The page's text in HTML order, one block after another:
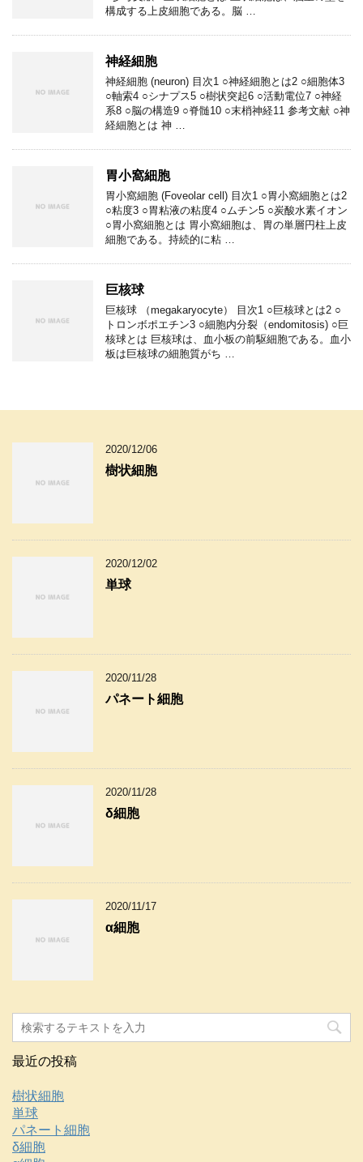
構成する上皮細胞である。脳 …
神経細胞
神経細胞 (neuron) 目次1 ○神経細胞とは2 ○細胞体3
○軸索4 ○シナプス5 ○樹状突起6 ○活動電位7 ○神経
系8 ○脳の構造9 ○脊髄10 ○末梢神経11 参考文献 ○神
経細胞とは 神 …
胃小窩細胞
胃小窩細胞 (Foveolar cell) 目次1 ○胃小窩細胞とは2
○粘度3 ○胃粘液の粘度4 ○ムチン5 ○炭酸水素イオン
○胃小窩細胞とは 胃小窩細胞は、胃の単層円柱上皮
細胞である。持続的に粘 …
巨核球
巨核球 （megakaryocyte） 目次1 ○巨核球とは2 ○
トロンボポエチン3 ○細胞内分裂（endomitosis) ○巨
核球とは 巨核球は、血小板の前駆細胞である。血小
板は巨核球の細胞質がち …
2020/12/06
樹状細胞
2020/12/02
単球
2020/11/28
パネート細胞
2020/11/28
δ細胞
2020/11/17
α細胞
最近の投稿
樹状細胞
単球
パネート細胞
δ細胞